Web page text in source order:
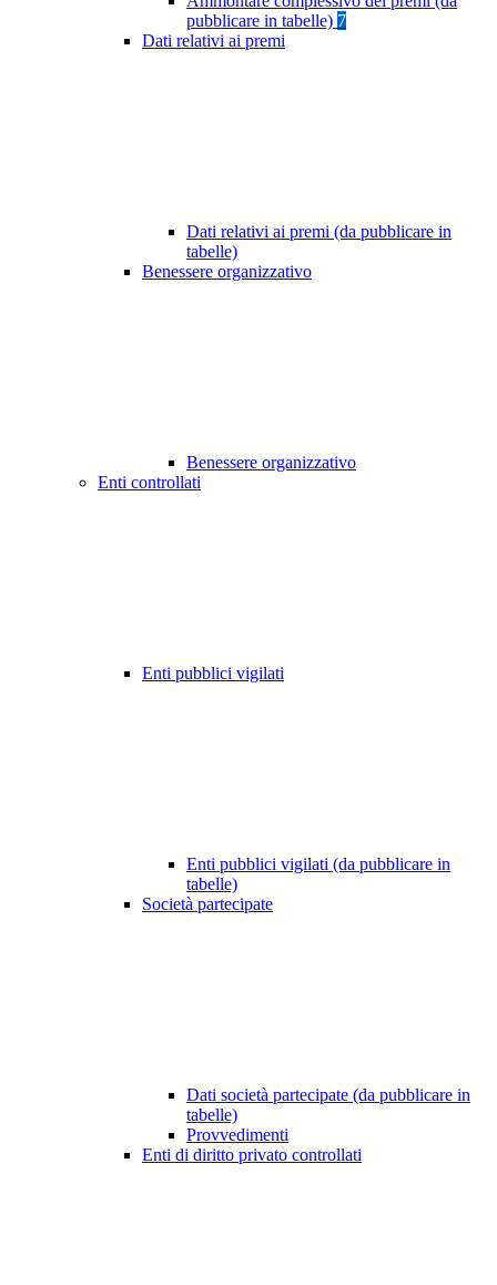
pubblicare in tabelle) 7
Dati relativi ai premi
Dati relativi ai premi (da pubblicare in
tabelle)
Benessere organizzativo
Benessere organizzativo
Enti controllati
Enti pubblici vigilati
Enti pubblici vigilati (da pubblicare in
tabelle)
Società partecipate
Dati società partecipate (da pubblicare in
tabelle)
Provvedimenti
Enti di diritto privato controllati